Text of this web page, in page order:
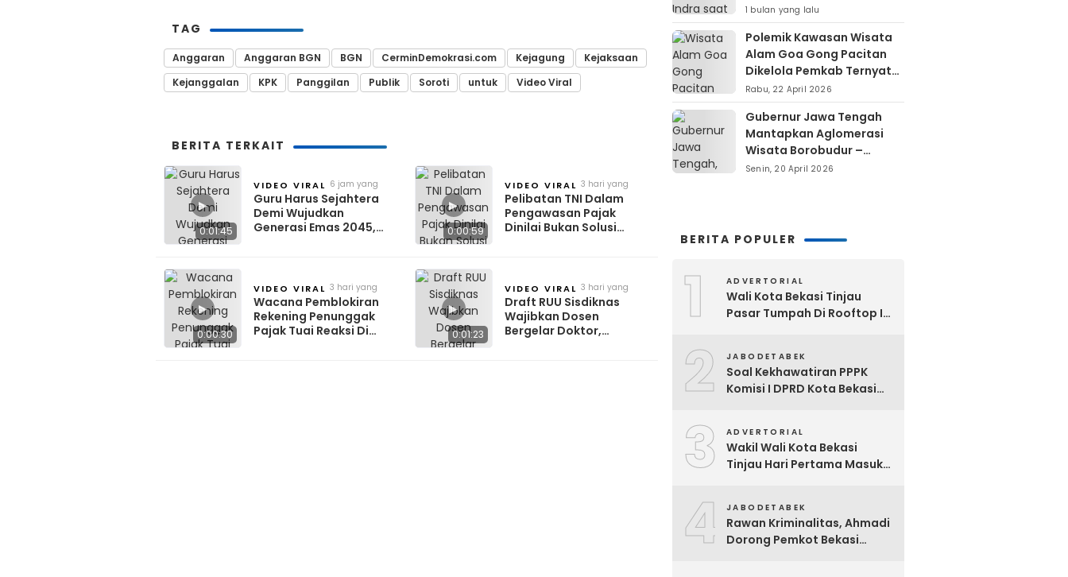
TAG
Anggaran Anggaran BGN BGN CerminDemokrasi.com Kejagung
Kejaksaan
Kejanggalan
KPK Panggilan Publik Soroti untuk Video Viral
BERITA TERKAIT
▶
0:01:45
VIDEO VIRAL 6 jam yang
lalu
Guru Harus Sejahtera
Demi Wujudkan
Generasi Emas 2045,
▶
0:00:59
VIDEO VIRAL 3 hari yang
lalu
Pelibatan TNI Dalam
Pengawasan Pajak
Dinilai Bukan Solusi
▶
0:00:30
VIDEO VIRAL 3 hari yang
lalu
Wacana Pemblokiran
Rekening Penunggak
Pajak Tuai Reaksi Di
▶
0:01:23
VIDEO VIRAL 3 hari yang
lalu
Draft RUU Sisdiknas
Wajibkan Dosen
Bergelar Doktor,
1 bulan yang lalu
Polemik Kawasan Wisata
Alam Goa Gong Pacitan
Dikelola Pemkab Ternyata
Berdiri Di Atas Lahan Milik
Warga
Rabu, 22 April 2026
Gubernur Jawa Tengah
Mantapkan Aglomerasi
Wisata Borobudur –
Kopeng – Rawa Pening
Senin, 20 April 2026
BERITA POPULER
1 ADVERTORIAL
Wali Kota Bekasi Tinjau
Pasar Tumpah Di Rooftop I
Disiapkan Bertahap
2 JABODETABEK
Soal Kekhawatiran PPPK
Komisi I DPRD Kota Bekasi
3 ADVERTORIAL
Wakil Wali Kota Bekasi
Tinjau Hari Pertama Masuk
Ajaran Baru 2026
4 JABODETABEK
Rawan Kriminalitas, Ahmadi
Dorong Pemkot Bekasi